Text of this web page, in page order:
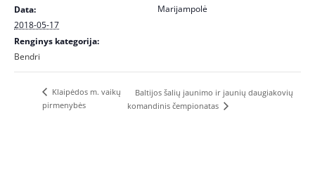
Data:
2018-05-17
Renginys kategorija:
Bendri
Marijampolė
Klaipėdos m. vaikų
pirmenybės
Baltijos šalių jaunimo ir jaunių daugiakovių
komandinis čempionatas